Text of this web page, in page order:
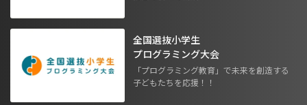
全国選抜小学生
プログラミング大会
「プログラミング教育」で未来を創造する
子どもたちを応援！！